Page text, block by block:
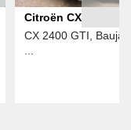
Citroën CX
CX 2400 GTI,
...